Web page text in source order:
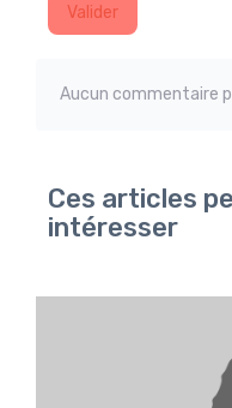
Valider
Aucun commentaire
Ces articles
intéresser